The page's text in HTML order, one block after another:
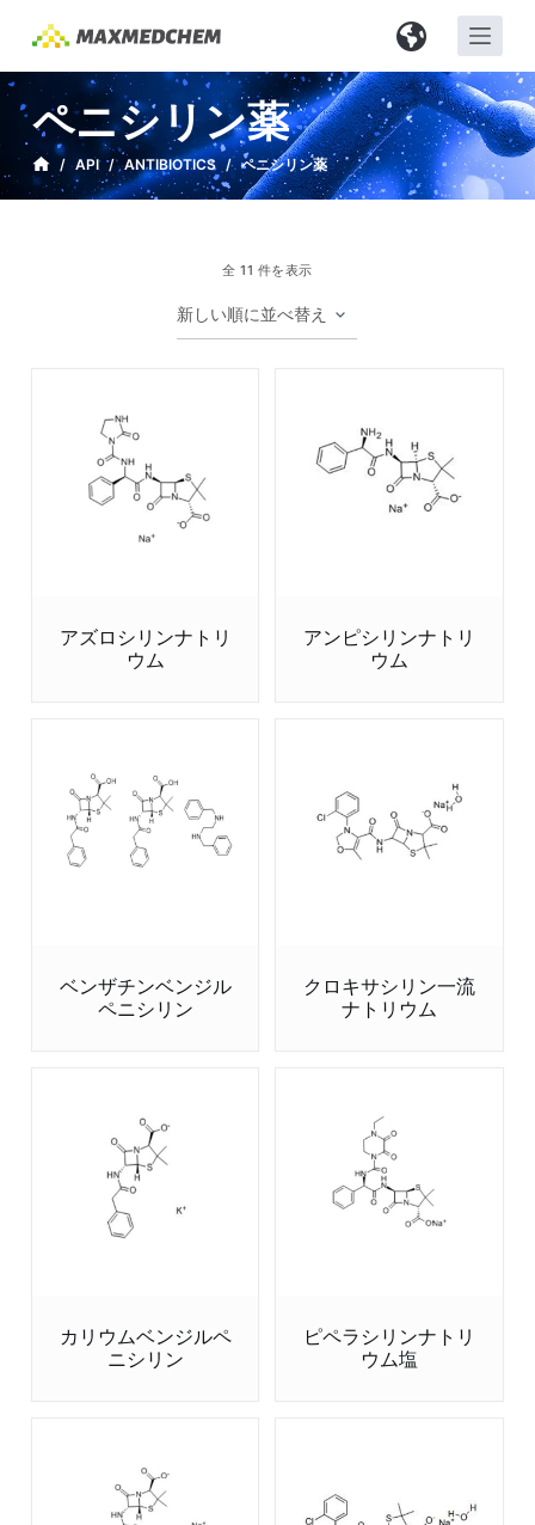
コ
テ
ン
ツ
へ
ペニシリン薬
/ API / ANTIBIOTICS / ペニシリン薬
全 11 件を表示
アズロシリンナトリ
ウム
アンピシリンナトリ
ウム
ベンザチンベンジル
ペニシリン
クロキサシリン一流
ナトリウム
カリウムベンジルペ
ニシリン
ピペラシリンナトリ
ウム塩